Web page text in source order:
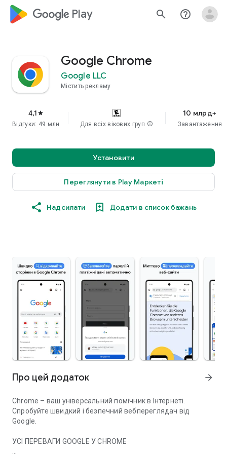
google_logo Play search help_outline
Google Chrome
Google LLC
Містить рекламу
4,1 star
Відгуки: 49 млн Для всіх вікових груп info
10 млрд+
Завантаження
Установити
Переглянути в Play Маркеті
Надсилати Додати в список бажань
Про цей додаток arrow_forward
Chrome – ваш універсальний помічник в Інтернеті.
Спробуйте швидкий і безпечний вебпереглядач від
Google.
УСІ ПЕРЕВАГИ GOOGLE У CHROME